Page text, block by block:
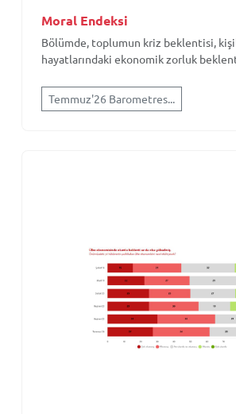
Moral Endeksi
Bölümde, toplumun kriz beklentisi,
hayatlarındaki ekonomik zorluk
Temmuz'26 Barometres...